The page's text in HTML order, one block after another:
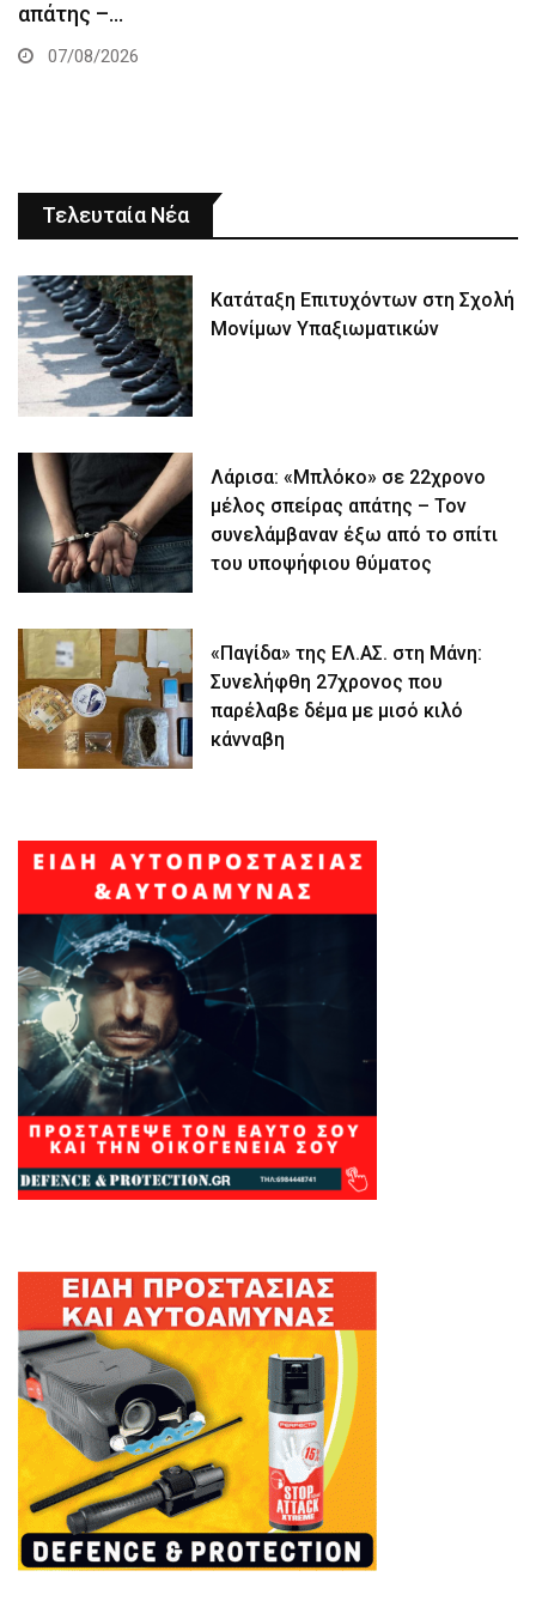
απάτης –…
07/08/2026
Τελευταία Νέα
Κατάταξη Επιτυχόντων στη Σχολή
Μονίμων Υπαξιωματικών
Λάρισα: «Μπλόκο» σε 22χρονο
μέλος σπείρας απάτης – Τον
συνελάμβαναν έξω από το σπίτι
του υποψήφιου θύματος
«Παγίδα» της ΕΛ.ΑΣ. στη Μάνη:
Συνελήφθη 27χρονος που
παρέλαβε δέμα με μισό κιλό
κάνναβη